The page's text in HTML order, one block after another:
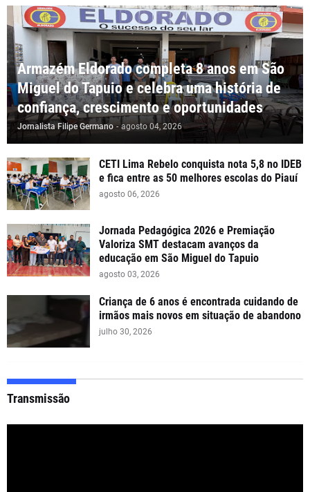
Armazém Eldorado completa 8 anos em São
Miguel do Tapuio e celebra uma história de
confiança, crescimento e oportunidades
Jornalista Filipe Germano - agosto 04, 2026
CETI Lima Rebelo conquista nota 5,8 no IDEB
e fica entre as 50 melhores escolas do Piauí
agosto 06, 2026
Jornada Pedagógica 2026 e Premiação
Valoriza SMT destacam avanços da
educação em São Miguel do Tapuio
agosto 03, 2026
Criança de 6 anos é encontrada cuidando de
irmãos mais novos em situação de abandono
julho 30, 2026
Transmissão